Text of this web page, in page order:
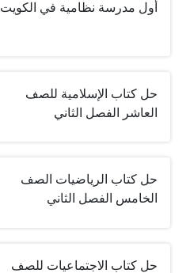
أول مدرسة نظامية في الكويت
حل كتاب الإسلامية للصف
العاشر الفصل الثاني
حل كتاب الرياضيات الصف
الخامس الفصل الثاني
حل كتاب الاجتماعيات للصف